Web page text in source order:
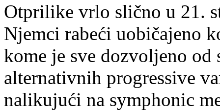
Otprilike vrlo slično u 21.
Njemci rabeći uobičajeno
kome je sve dozvoljeno
alternativnih progressive
nalikujući na symphonic